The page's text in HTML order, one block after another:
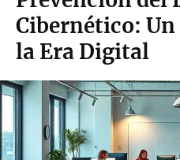
Cibernético:
la Era Digital